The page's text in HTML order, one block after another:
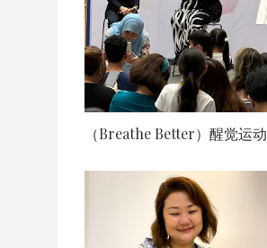
（Breathe Better）醒觉运动